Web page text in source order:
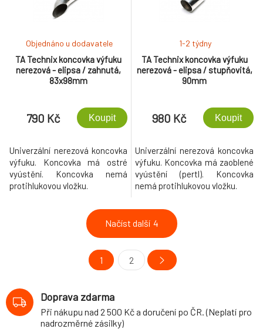
TA Technix koncovka výfuku
nerezová - elipsa / zahnutá,
83x98mm
Objednáno u dodavatele
790 Kč Koupit
Univerzální nerezová koncovka
výfuku. Koncovka má ostré
vyústění. Koncovka nemá
protihlukovou vložku.
TA Technix koncovka výfuku
nerezová - elipsa / stupňovitá,
90mm
1-2 týdny
980 Kč Koupit
Univerzální nerezová koncovka
výfuku. Koncovka má zaoblené
vyústění (pertl). Koncovka
nemá protihlukovou vložku.
Načíst další 4
1 2
Doprava zdarma
Při nákupu nad 2 500 Kč a doručení po ČR. (Neplatí pro
nadrozměrné zásilky)